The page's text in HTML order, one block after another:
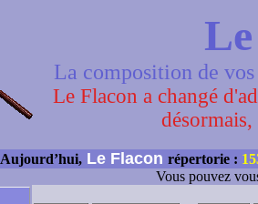
La composition de
Le Flacon a changé
Aujourd’hui, Le Flacon répertorie :
Vous pouvez